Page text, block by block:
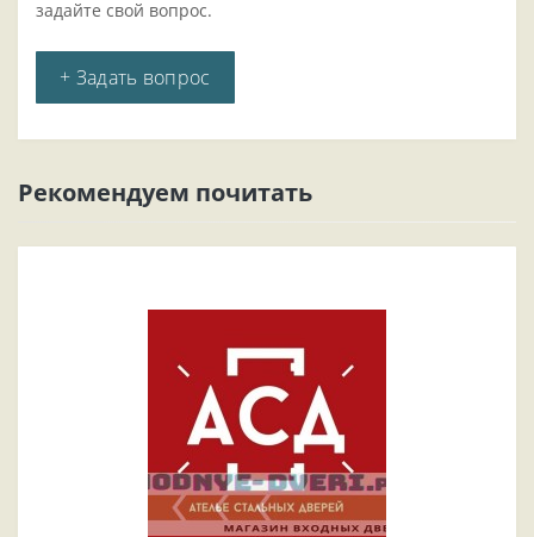
задайте свой вопрос.
+ Задать вопрос
Рекомендуем почитать